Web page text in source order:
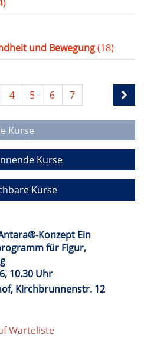
und Bewegung(18)
4 5 6 7
Kurse
Kurse
Kurse
Konzept Ein
für Figur,
10.30 Uhr
Kirchbrunnenstr. 12
Warteliste